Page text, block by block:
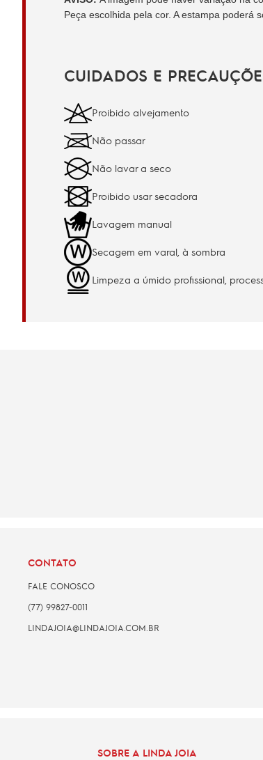
Peça escolhida pela cor. A estampa poderá
CUIDADOS E
Proibido alvejamento
Não passar
Não lavar a seco
Proibido usar secadora
Lavagem manual
Secagem em varal, à sombra
Limpeza a úmido profissional,
CONTATO
FALE CONOSCO
(77) 99827-0011
LINDAJOIA@LINDAJOIA.COM.BR
SOBRE A LINDA JOIA